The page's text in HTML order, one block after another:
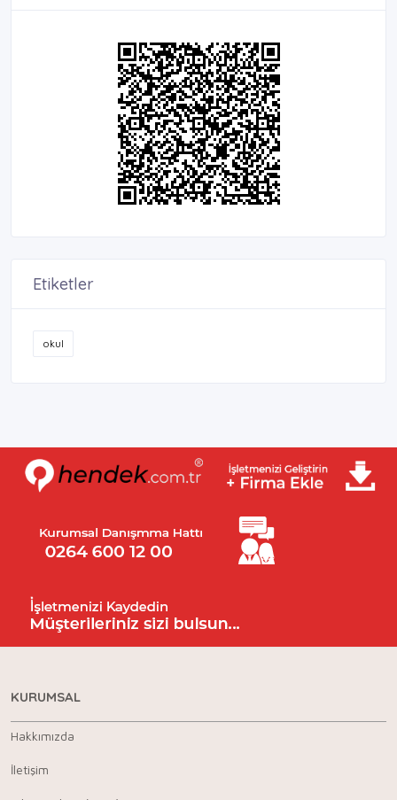
Etiketler
okul
KURUMSAL
Hakkımızda
İletişim